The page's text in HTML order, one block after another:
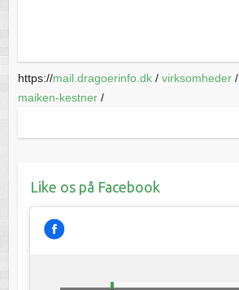
https://mail.dragoerinfo.dk/ virksomheder/
maiken-kestner/
Like os på Facebook